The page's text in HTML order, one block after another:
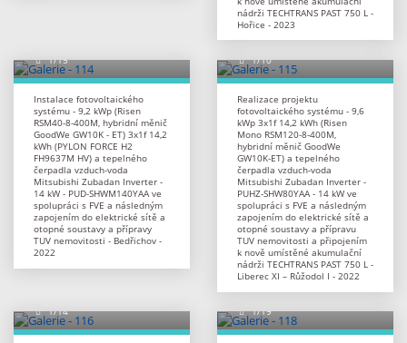
nádrži TECHTRANS PAST 750 L -
Hořice - 2023
Instalace fotovoltaického
systému - 9,2 kWp (Risen
RSM40-8-400M, hybridní měnič
GoodWe GW10K - ET) 3x1f 14,2
kWh (PYLON FORCE H2
FH9637M HV) a tepelného
čerpadla vzduch-voda
Mitsubishi Zubadan Inverter -
14 kW - PUD-SHWM140YAA ve
spolupráci s FVE a následným
zapojením do elektrické sítě a
otopné soustavy a přípravy
TUV nemovitosti - Bedřichov -
2022
Realizace projektu
fotovoltaického systému - 9,6
kWp 3x1f 14,2 kWh (Risen
Mono RSM120-8-400M,
hybridní měnič GoodWe
GW10K-ET) a tepelného
čerpadla vzduch-voda
Mitsubishi Zubadan Inverter -
PUHZ-SHW80YAA - 14 kW ve
spolupráci s FVE a následným
zapojením do elektrické sítě a
otopné soustavy a přípravu
TUV nemovitosti a připojením
k nově umístěné akumulační
nádrži TECHTRANS PAST 750 L -
Liberec XI – Růžodol I - 2022